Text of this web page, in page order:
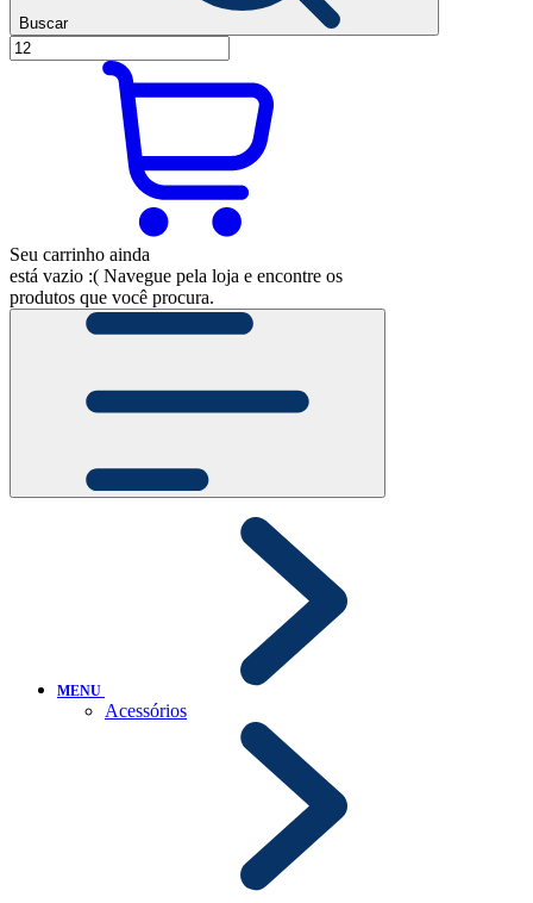
Buscar
Seu carrinho ainda
está vazio :( Navegue pela loja e encontre os
produtos que você procura.
MENU
Acessórios